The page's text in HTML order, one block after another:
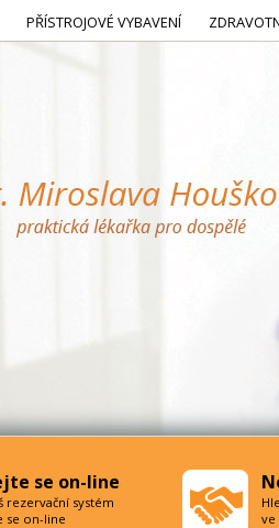
PŘÍSTROJOVÉ VYBAVENÍ
se on-line
rezervační systém
se on-line
ve